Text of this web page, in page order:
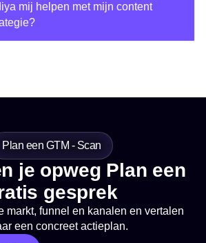
mij helpen met mijn content
Plan een GTM - Scan
je opweg Plan een
gesprek
markt, funnel en kanalen en vertalen
een concreet actieplan.